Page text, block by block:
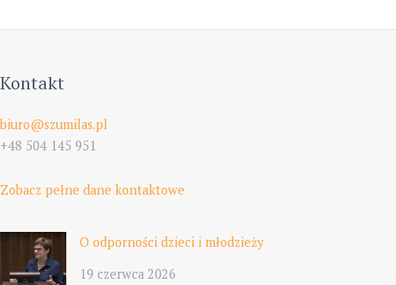
Kontakt
biuro@szumilas.pl
+48 504 145 951
Zobacz pełne dane kontaktowe
O odporności dzieci i młodzieży
19 czerwca 2026